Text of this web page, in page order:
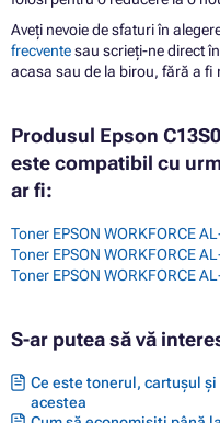
Aveți nevoie de sfaturi în
frecventesau scrieți-ne direct
acasa sau de la birou, fără a fi
Produsul Epson
este compatibil cu
ar fi:
Toner EPSON WORKFORCE
Toner EPSON WORKFORCE
Toner EPSON WORKFORCE
S-ar putea să vă
Ce este tonerul, cartușul
acestea